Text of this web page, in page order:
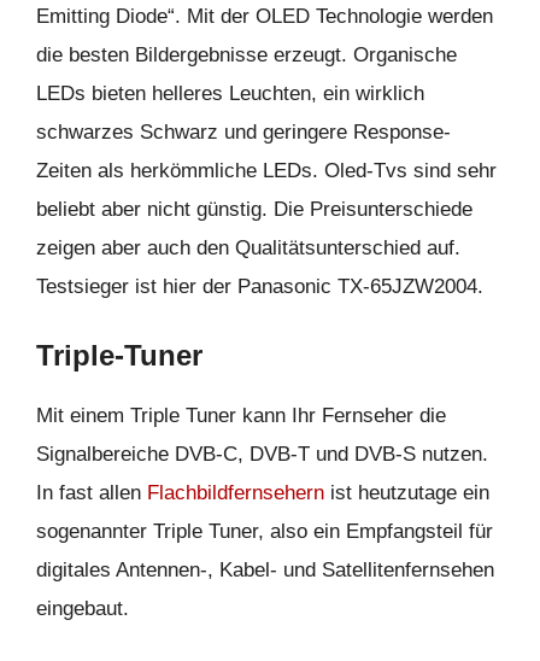
Emitting Diode“. Mit der OLED Technologie werden
die besten Bildergebnisse erzeugt. Organische
LEDs bieten helleres Leuchten, ein wirklich
schwarzes Schwarz und geringere Response-
Zeiten als herkömmliche LEDs. Oled-Tvs sind sehr
beliebt aber nicht günstig. Die Preisunterschiede
zeigen aber auch den Qualitätsunterschied auf.
Testsieger ist hier der Panasonic TX-65JZW2004.
Triple-Tuner
Mit einem Triple Tuner kann Ihr Fernseher die
Signalbereiche DVB-C, DVB-T und DVB-S nutzen.
In fast allen Flachbildfernsehern ist heutzutage ein
sogenannter Triple Tuner, also ein Empfangsteil für
digitales Antennen-, Kabel- und Satellitenfernsehen
eingebaut.